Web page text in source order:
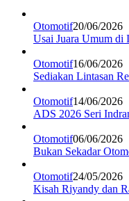
Otomotif20/06/2026
Usai Juara Umum di
Otomotif16/06/2026
Sediakan Lintasan
Otomotif14/06/2026
ADS 2026 Seri
Otomotif06/06/2026
Bukan Sekadar
Otomotif24/05/2026
Kisah Riyandy dan